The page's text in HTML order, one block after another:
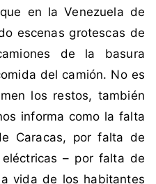
en la Venezuela de
escenas grotescas de
de la basura
del camión. No es
los restos, también
informa como la falta
Caracas, por falta de
– por falta de
vida de los habitantes